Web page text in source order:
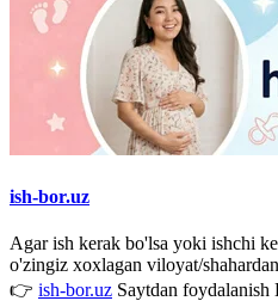
ish-bor.uz
Agar ish kerak bo'lsa yoki ishchi
o'zingiz xoxlagan viloyat/
👉 ish-bor.uz Saytdan